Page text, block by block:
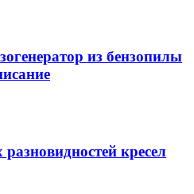
из бензопилы
кресел